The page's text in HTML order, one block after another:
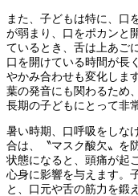
また、子どもは特に、口
が弱まり、口をポカンと
ているとき、舌は上あご
口を開けている時間が長
やかみ合わせも変化しま
葉の発音にも関わるため
長期の子どもにとって非
暑い時期、口呼吸をしな
合は、〝マスク酸欠〟を
状態になると、頭痛が起
心身に影響を与えます。
と、口元や舌の筋力を鍛